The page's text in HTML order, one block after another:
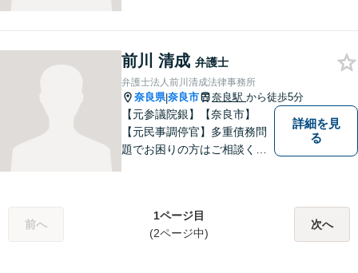
さまに安心を与えることを目
指します。【地域に根差した
弁護士】まずはお気軽にご相
談ください。
前川 清成 弁護士
弁護士法人前川清成法律事務所
奈良県|奈良市 奈良駅 から徒歩5分
【元参議院銀】【奈良市】
【元民事調停官】多重債務問
題でお困りの方はご相談くだ
たら、一度ご相談ください。
詳細を見
る
前へ
1ページ目
(2ページ中)
次へ